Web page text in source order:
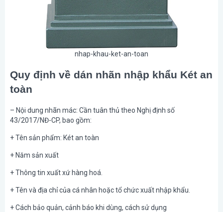
nhap-khau-ket-an-toan
Quy định về dán nhãn nhập khẩu Két an
toàn
– Nội dung nhãn mác: Cần tuân thủ theo Nghị định số
43/2017/NĐ-CP, bao gồm:
+ Tên sản phẩm: Két an toàn
+ Năm sản xuất
+ Thông tin xuất xứ hàng hoá.
+ Tên và địa chỉ của cá nhân hoặc tổ chức xuất nhập khẩu.
+ Cách bảo quản, cảnh báo khi dùng, cách sử dụng